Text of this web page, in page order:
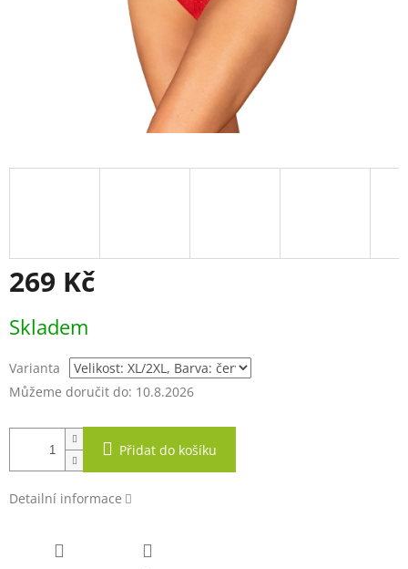
269 Kč
cena:
Skladem
Varianta
Můžeme doručit do: 10.8.2026
Přidat do košíku
Detailní informace